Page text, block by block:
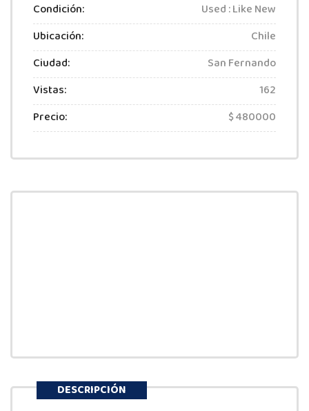
Condición:
Used : Like New
Ubicación:
Chile
Ciudad:
San Fernando
Vistas:
162
Precio:
$ 480000
DESCRIPCIÓN